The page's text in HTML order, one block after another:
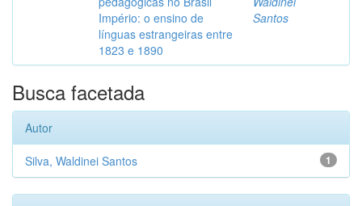
Império: o ensino de
línguas estrangeiras entre
1823 e 1890
Santos
Busca facetada
Autor
1
Silva, Waldinei Santos